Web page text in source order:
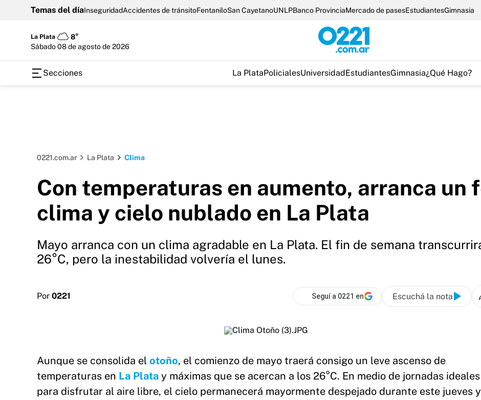
Temas del díaInseguridadAccidentes de tránsitoFentaniloSan CayetanoUNLPBanco ProvinciaMercado de pasesEstudiantesGimnasia
La Plata
8°
sábado 08 de agosto de 2026
Secciones La PlataPolicialesUniversidadEstudiantesGimnasia¿Qué Hago?
0221.com.ar La Plata Clima
Con temperaturas en aumento, arranca un
clima y cielo nublado en La Plata
Mayo arranca con un clima agradable en La Plata. El fin de semana
26°C, pero la inestabilidad volvería el lunes.
Por 0221 Seguí a 0221 en Escuchá la nota
Aunque se consolida el otoño, el comienzo de mayo traerá consigo un leve ascenso de
temperaturas en La Plata y máximas que se acercan a los 26°C. En medio de jornadas ideales
para disfrutar al aire libre, el cielo permanecerá mayormente despejado durante este jueves y